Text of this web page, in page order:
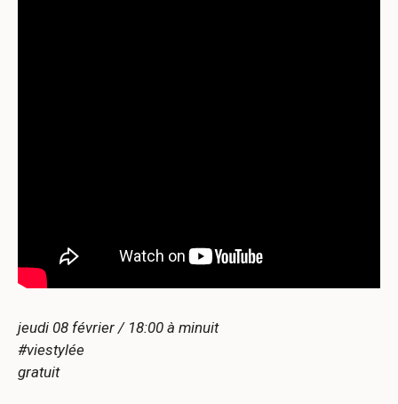
jeudi 08 février / 18:00 à minuit
#viestylée
gratuit